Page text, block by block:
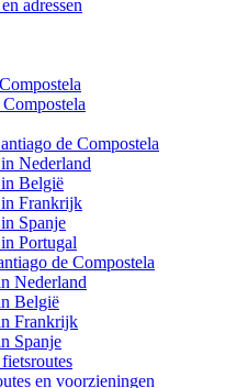
adressen
de Compostela
Nederland
België
Frankrijk
Spanje
Portugal
de Compostela
Nederland
België
Frankrijk
Spanje
en voorzieningen